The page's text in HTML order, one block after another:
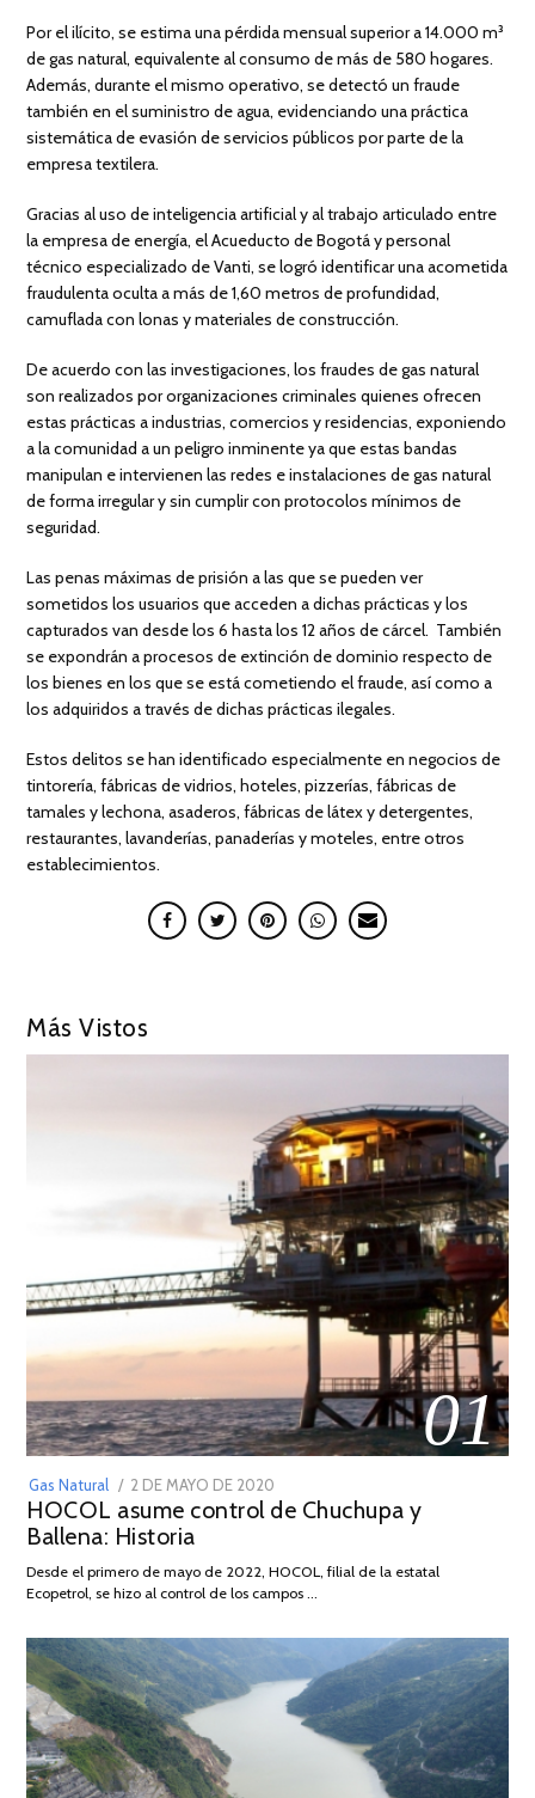
Por el ilícito, se estima una pérdida mensual superior a 14.000 m³
de gas natural, equivalente al consumo de más de 580 hogares.
Además, durante el mismo operativo, se detectó un fraude
también en el suministro de agua, evidenciando una práctica
sistemática de evasión de servicios públicos por parte de la
empresa textilera.
Gracias al uso de inteligencia artificial y al trabajo articulado entre
la empresa de energía, el Acueducto de Bogotá y personal
técnico especializado de Vanti, se logró identificar una acometida
fraudulenta oculta a más de 1,60 metros de profundidad,
camuflada con lonas y materiales de construcción.
De acuerdo con las investigaciones, los fraudes de gas natural
son realizados por organizaciones criminales quienes ofrecen
estas prácticas a industrias, comercios y residencias, exponiendo
a la comunidad a un peligro inminente ya que estas bandas
manipulan e intervienen las redes e instalaciones de gas natural
de forma irregular y sin cumplir con protocolos mínimos de
seguridad.
Las penas máximas de prisión a las que se pueden ver
sometidos los usuarios que acceden a dichas prácticas y los
capturados van desde los 6 hasta los 12 años de cárcel. También
se expondrán a procesos de extinción de dominio respecto de
los bienes en los que se está cometiendo el fraude, así como a
los adquiridos a través de dichas prácticas ilegales.
Estos delitos se han identificado especialmente en negocios de
tintorería, fábricas de vidrios, hoteles, pizzerías, fábricas de
tamales y lechona, asaderos, fábricas de látex y detergentes,
restaurantes, lavanderías, panaderías y moteles, entre otros
establecimientos.
Más Vistos
01
Gas Natural
POSTED
ON
2 DE MAYO DE 2020
DE
2026
HOCOL asume control de Chuchupa y
Ballena: Historia
Desde el primero de mayo de 2022, HOCOL, filial de la estatal
Ecopetrol, se hizo al control de los campos …